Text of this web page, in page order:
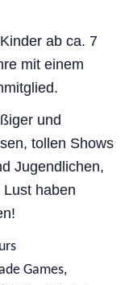
ab ca. 7
mit einem
und
tollen Shows
Jugendlichen,
haben
Games,